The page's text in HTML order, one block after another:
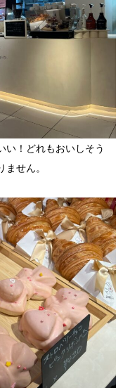
い！どれもおいしそう
せん。